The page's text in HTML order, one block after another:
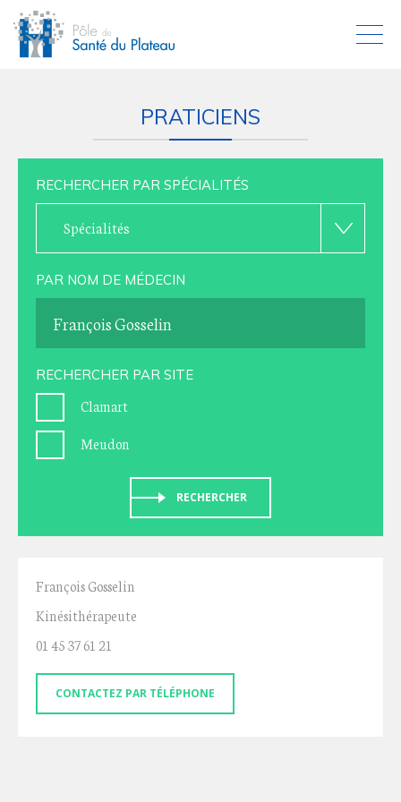
PRATICIENS
RECHERCHER PAR SPÉCIALITÉS
Spécialités
PAR NOM DE MÉDECIN
RECHERCHER PAR SITE
Clamart
Meudon
RECHERCHER
François Gosselin
Kinésithérapeute
01 45 37 61 21
CONTACTEZ PAR TÉLÉPHONE